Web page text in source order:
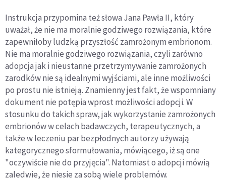
Instrukcja przypomina też słowa Jana Pawła II, który
uważał, że nie ma moralnie godziwego rozwiązania, które
zapewniłoby ludzką przyszłość zamrożonym embrionom.
Nie ma moralnie godziwego rozwiązania, czyli zarówno
adopcja jak i nieustanne przetrzymywanie zamrożonych
zarodków nie są idealnymi wyjściami, ale inne możliwości
po prostu nie istnieją. Znamienny jest fakt, że wspomniany
dokument nie potępia wprost możliwości adopcji. W
stosunku do takich spraw, jak wykorzystanie zamrożonych
embrionów w celach badawczych, terapeutycznych, a
także w leczeniu par bezpłodnych autorzy używają
kategorycznego sformułowania, mówiącego, iż są one
"oczywiście nie do przyjęcia". Natomiast o adopcji mówią
zaledwie, że niesie za sobą wiele problemów.